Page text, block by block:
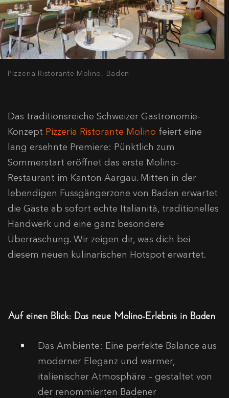
Pizzeria Ristorante Molino, Baden
Das traditionsreiche Schweizer Gastronomie-
Konzept Pizzeria Ristorante Molino feiert eine
lang ersehnte Premiere: Pünktlich zum
Sommerstart eröffnet das erste Molino-
Restaurant im Kanton Aargau. Mitten in der
lebendigen Fussgängerzone von Baden erwartet
die Gäste ab sofort echte Italianità, traditionelles
Handwerk und eine ganz besondere
Überraschung. Wir zeigen dir, was dich bei
diesem neuen kulinarischen Hotspot erwartet.
Auf einen Blick: Das neue Molino-Erlebnis in Baden
Das Ambiente: Eine perfekte Balance aus
moderner Eleganz und warmer,
italienischer Atmosphäre – gestaltet von
der renommierten Badener